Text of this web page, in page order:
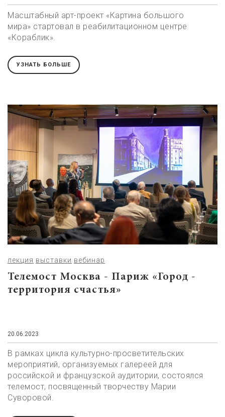
Масштабный арт-проект «Картина большого
мира» стартовал в реабилитационном центре
«Кораблик».
УЗНАТЬ БОЛЬШЕ
Телемост Москва - Париж «Город -
территория счастья»
лекция выставки вебинар
20.06.2023
В рамках цикла культурно-просветительских
мероприятий, организуемых галереей для
российской и французской аудитории, состоялся
телемост, посвященный творчеству Марии
Суворовой.